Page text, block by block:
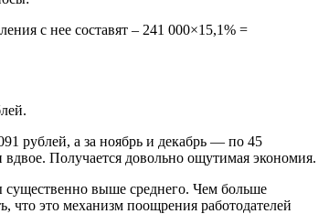
с нее составят – 241 000×15,1% =
рублей, а за ноябрь и декабрь — по 45
Получается довольно ощутимая экономия.
существенно выше среднего. Чем больше
что это механизм поощрения работодателей